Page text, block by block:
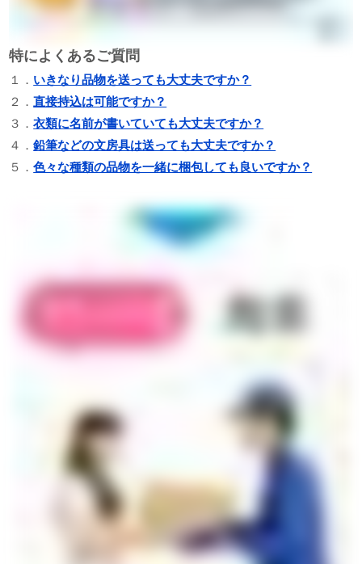
特によくあるご質問
１． いきなり品物を送っても大丈夫ですか？
２．直接持込は可能ですか？
３．衣類に名前が書いていても大丈夫ですか？
４．鉛筆などの文房具は送っても大丈夫ですか？
５．色々な種類の品物を一緒に梱包しても良いですか？